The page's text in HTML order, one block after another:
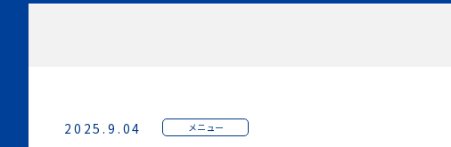
2025.9.04 メニュー